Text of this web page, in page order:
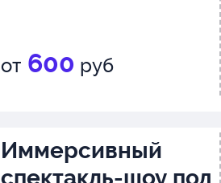
от 600 руб
Иммерсивный